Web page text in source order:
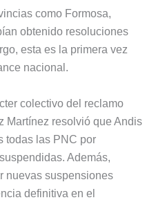
como Formosa,
obtenido resoluciones
esta es la primera vez
nacional.
colectivo del reclamo
Martínez resolvió que Andis
todas las PNC por
Además,
nuevas suspensiones
definitiva en el